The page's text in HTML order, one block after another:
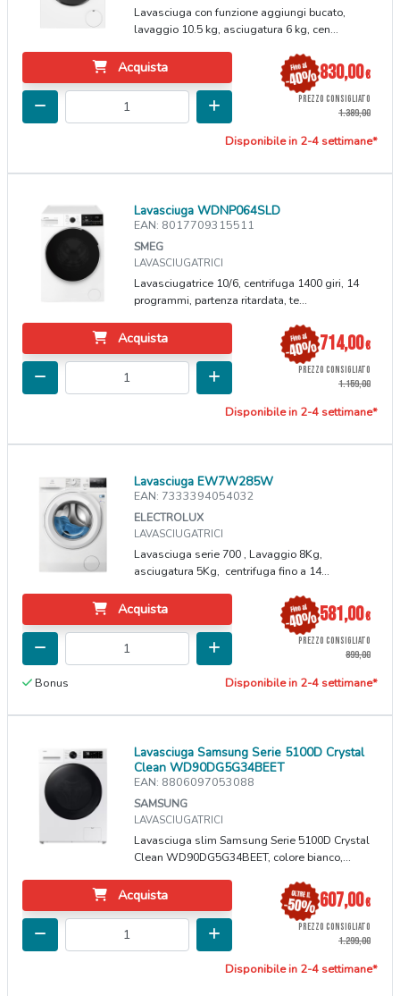
Lavasciuga con funzione aggiungi bucato,
lavaggio 10.5 kg, asciugatura 6 kg, cen...
Acquista 830,00€
PREZZO CONSIGLIATO
1.389,00
Disponibile in 2-4 settimane*
Lavasciuga WDNP064SLD
EAN: 8017709315511
SMEG
LAVASCIUGATRICI
Lavasciugatrice 10/6, centrifuga 1400 giri, 14
programmi, partenza ritardata, te...
Acquista 714,00€
PREZZO CONSIGLIATO
1.159,00
Disponibile in 2-4 settimane*
Lavasciuga EW7W285W
EAN: 7333394054032
ELECTROLUX
LAVASCIUGATRICI
Lavasciuga serie 700 , Lavaggio 8Kg,
asciugatura 5Kg, centrifuga fino a 14...
Acquista 581,00€
PREZZO CONSIGLIATO
899,00
Bonus Disponibile in 2-4 settimane*
Lavasciuga Samsung Serie 5100D Crystal
Clean WD90DG5G34BEET
EAN: 8806097053088
SAMSUNG
LAVASCIUGATRICI
Lavasciuga slim Samsung Serie 5100D Crystal
Clean WD90DG5G34BEET, colore bianco,...
Acquista 607,00€
PREZZO CONSIGLIATO
1.299,00
Disponibile in 2-4 settimane*